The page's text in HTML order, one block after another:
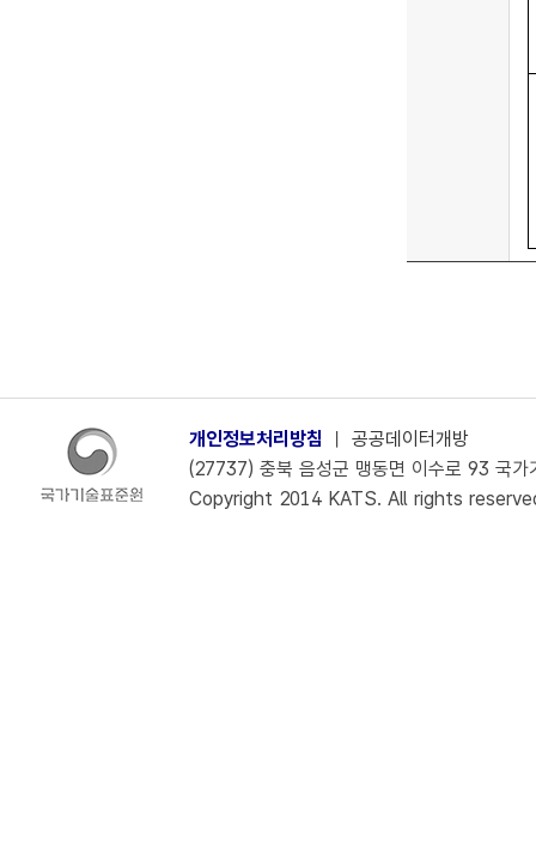
개인정보처리방침 ㅣ 공공데이터개방
(27737) 충북 음성군 맹동면 이수로 93 국
Copyright 2014 KATS. All rights